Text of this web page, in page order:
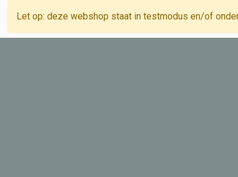
Let op: deze webshop staat in testmodus en/of